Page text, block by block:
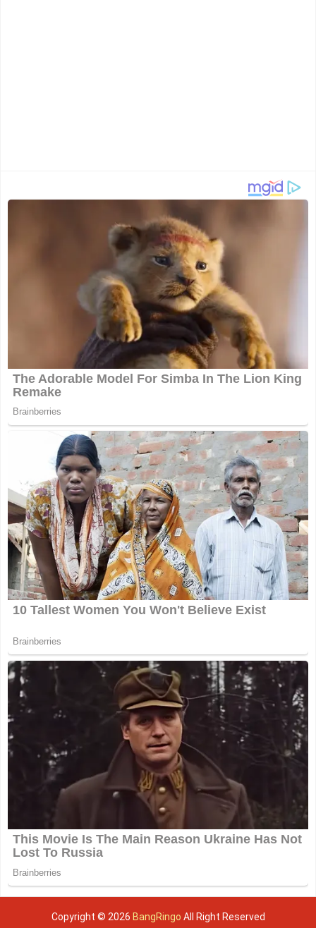
Copyright © 2026 BangRingo All Right Reserved